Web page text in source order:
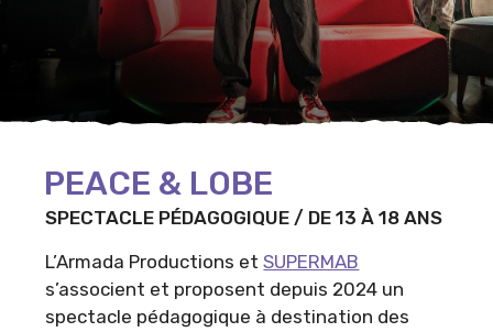
PEACE & LOBE
SPECTACLE PÉDAGOGIQUE / DE 13 À 18 ANS
L’Armada Productions etSUPERMAB
s’associent et proposent depuis 2024 un
spectacle pédagogique à destination des